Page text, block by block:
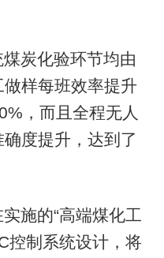
炭化验环节均由
样每班效率提升
，而且全程无人
度提升，达到了
施的“高端煤化工
控制系统设计，将